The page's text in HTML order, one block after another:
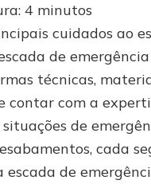
escada
externa:
como
garantir
4 minutos
cuidados ao
de
técnicas,
contar com a
de
cada
escada de